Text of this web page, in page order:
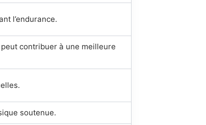
l’endurance.
contribuer à une meilleure
soutenue.